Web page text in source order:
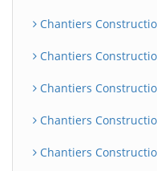
Chantiers
Chantiers
Chantiers
Chantiers
Chantiers